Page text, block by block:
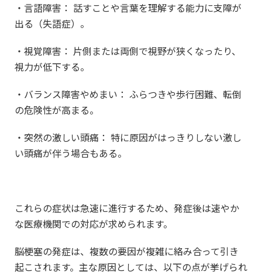
・言語障害： 話すことや言葉を理解する能力に支障が
出る（失語症）。
・視覚障害： 片側または両側で視野が狭くなったり、
視力が低下する。
・バランス障害やめまい： ふらつきや歩行困難、転倒
の危険性が高まる。
・突然の激しい頭痛： 特に原因がはっきりしない激し
い頭痛が伴う場合もある。
これらの症状は急速に進行するため、発症後は速やか
な医療機関での対応が求められます。
脳梗塞の発症は、複数の要因が複雑に絡み合って引き
起こされます。主な原因としては、以下の点が挙げられ